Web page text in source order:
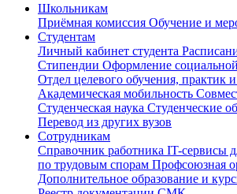
Школьникам
Приёмная комиссия Обучение и
Студентам
Личный кабинет студента
Стипендии Оформление
Отдел целевого обучения, практик и
Академическая мобильность
Студенческая наука Студенческие
Перевод из других вузов
Сотрудникам
Cправочник работника IT-сервисы
по трудовым спорам Профсоюзная
Дополнительное образование и